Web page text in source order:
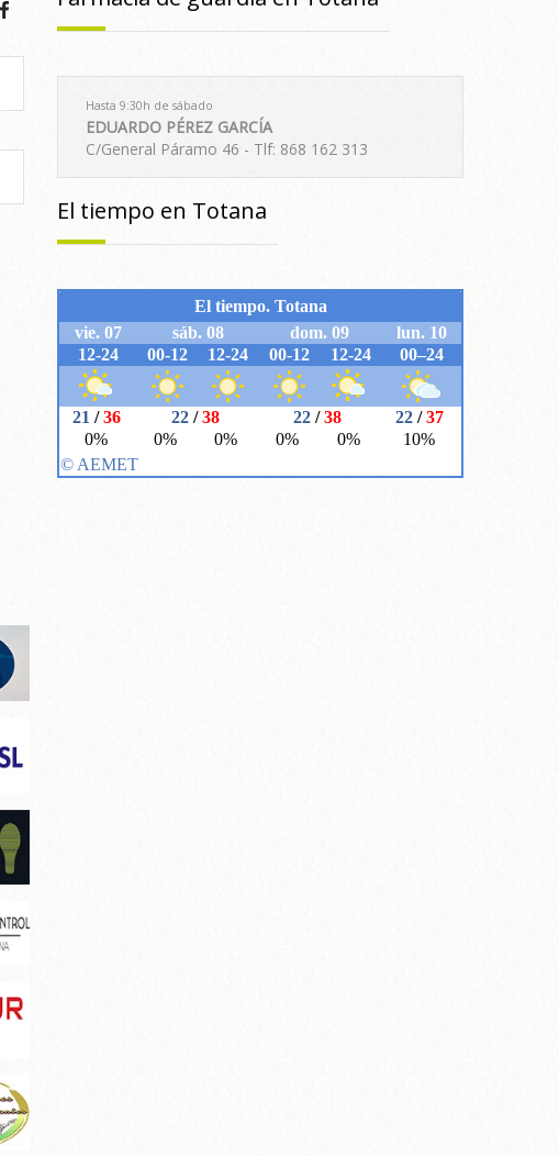
Hasta 9:30h de sábado
EDUARDO PÉREZ GARCÍA
C/General Páramo 46 - Tlf: 868 162 313
El tiempo en Totana